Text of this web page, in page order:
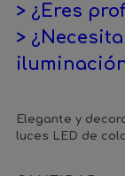
> ¿Eres
>
Elegante y
luces LED de